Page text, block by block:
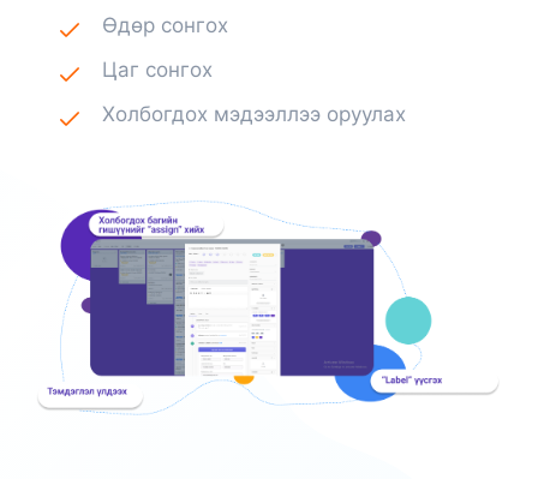
Өдөр сонгох
Цаг сонгох
Холбогдох мэдээллээ оруулах